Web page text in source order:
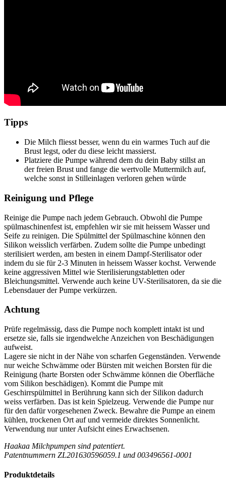
Tipps
Die Milch fliesst besser, wenn du ein warmes Tuch auf die
Brust legst, oder du diese leicht massierst.
Platziere die Pumpe während dem du dein Baby stillst an
der freien Brust und fange die wertvolle Muttermilch auf,
welche sonst in Stilleinlagen verloren gehen würde
Reinigung und Pflege
Reinige die Pumpe nach jedem Gebrauch. Obwohl die Pumpe
spülmaschinenfest ist, empfehlen wir sie mit heissem Wasser und
Seife zu reinigen. Die Spülmittel der Spülmaschine können den
Silikon weisslich verfärben. Zudem sollte die Pumpe unbedingt
sterilisiert werden, am besten in einem Dampf-Sterilisator oder
indem du sie für 2-3 Minuten in heissem Wasser kochst. Verwende
keine aggressiven Mittel wie Sterilisierungstabletten oder
Bleichungsmittel. Verwende auch keine UV-Sterilisatoren, da sie die
Lebensdauer der Pumpe verkürzen.
Achtung
Prüfe regelmässig, dass die Pumpe noch komplett intakt ist und
ersetze sie, falls sie irgendwelche Anzeichen von Beschädigungen
aufweist.
Lagere sie nicht in der Nähe von scharfen Gegenständen. Verwende
nur weiche Schwämme oder Bürsten mit weichen Borsten für die
Reinigung (harte Borsten oder Schwämme können die Oberfläche
vom Silikon beschädigen). Kommt die Pumpe mit
Geschirrspülmittel in Berührung kann sich der Silikon dadurch
weiss verfärben. Das ist kein Spielzeug. Verwende die Pumpe nur
für den dafür vorgesehenen Zweck. Bewahre die Pumpe an einem
kühlen, trockenen Ort auf und vermeide direktes Sonnenlicht.
Verwendung nur unter Aufsicht eines Erwachsenen.
Haakaa Milchpumpen sind patentiert.
Patentnummern ZL201630596059.1 und 003496561-0001
Produktdetails